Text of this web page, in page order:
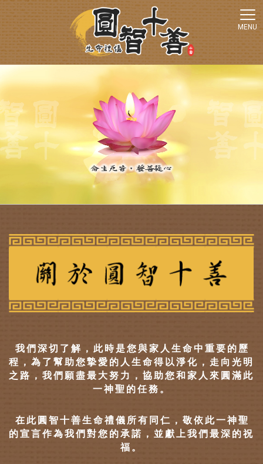
我們深切了解，此時是您與家人生命中重要的歷
程，為了幫助您摯愛的人生命得以淨化，走向光明
之路，我們願盡最大努力，協助您和家人來圓滿此
一神聖的任務。
在此圓智十善生命禮儀所有同仁，敬依此一神聖
的宣言作為我們對您的承諾，並獻上我們最深的祝
福。